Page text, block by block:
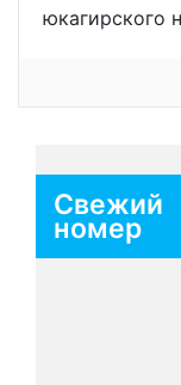
юкагирского
Свежий
номер